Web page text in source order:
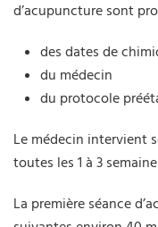
d’acupuncture sont
des dates de
du médecin
du protocole
Le médecin intervient
toutes les 1 à 3
La première séance